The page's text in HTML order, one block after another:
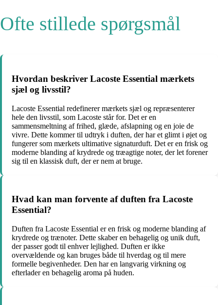
Ofte stillede spørgsmål
Hvordan beskriver Lacoste Essential mærkets
sjæl og livsstil?
Lacoste Essential redefinerer mærkets sjæl og repræsenterer
hele den livsstil, som Lacoste står for. Det er en
sammensmeltning af frihed, glæde, afslapning og en joie de
vivre. Dette kommer til udtryk i duften, der har et glimt i øjet og
fungerer som mærkets ultimative signaturduft. Det er en frisk og
moderne blanding af krydrede og træagtige noter, der let forener
sig til en klassisk duft, der er nem at bruge.
Hvad kan man forvente af duften fra Lacoste
Essential?
Duften fra Lacoste Essential er en frisk og moderne blanding af
krydrede og trænoter. Dette skaber en behagelig og unik duft,
der passer godt til enhver lejlighed. Duften er ikke
overvældende og kan bruges både til hverdag og til mere
formelle begivenheder. Den har en langvarig virkning og
efterlader en behagelig aroma på huden.